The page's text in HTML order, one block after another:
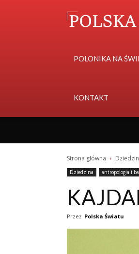
POLONIKA NA
KONTAKT
Strona główna
Dziedzina antropologia i
Przez Polska Światu